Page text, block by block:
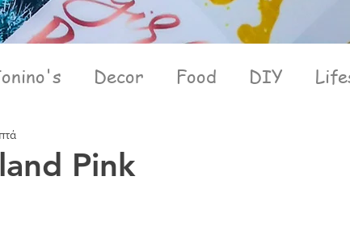
Decor Food DIY
Pink